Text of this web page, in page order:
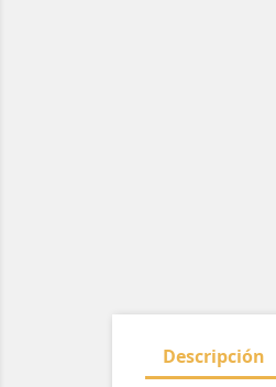
Descripción